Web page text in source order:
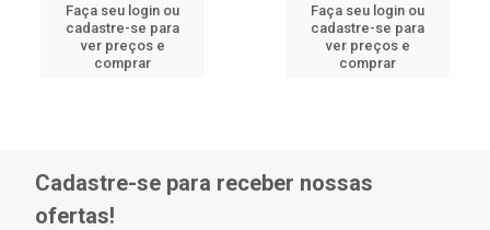
Faça seu login ou
cadastre-se para
ver preços e
comprar
Faça seu login ou
cadastre-se para
ver preços e
comprar
Cadastre-se para receber nossas
ofertas!